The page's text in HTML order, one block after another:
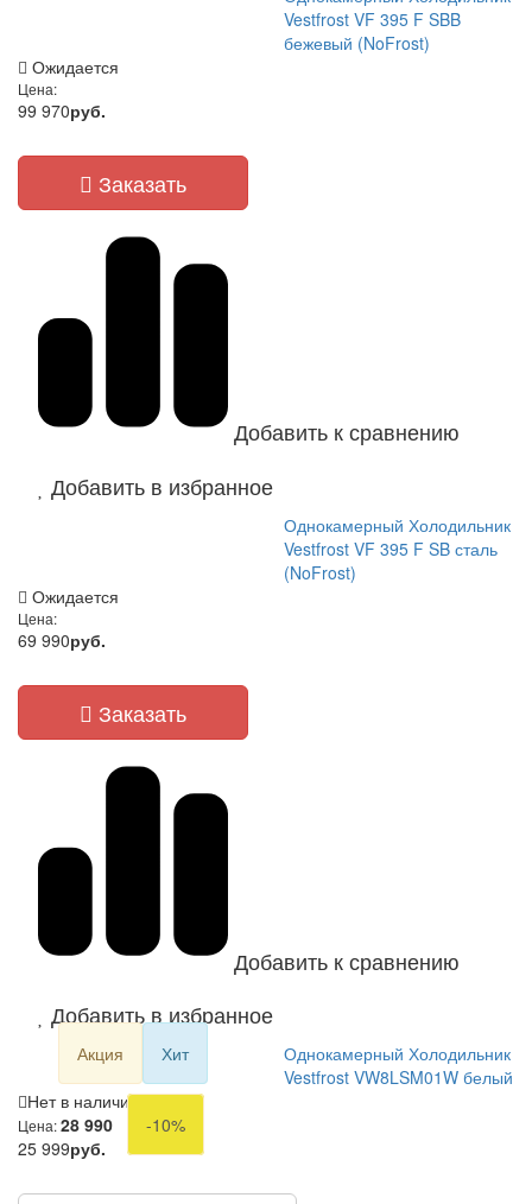
Vestfrost VF 395 F SBB
бежевый (NoFrost)
Ожидается
Цена:
99 970руб.
Заказать
Добавить к сравнению
Добавить в избранное
Однокамерный Холодильник
Vestfrost VF 395 F SB сталь
(NoFrost)
Ожидается
Цена:
69 990руб.
Заказать
Добавить к сравнению
Добавить в избранное
Акция Хит
Однокамерный Холодильник
Vestfrost VW8LSM01W белый
Нет в наличии
Цена:28 990
-10%
25 999руб.